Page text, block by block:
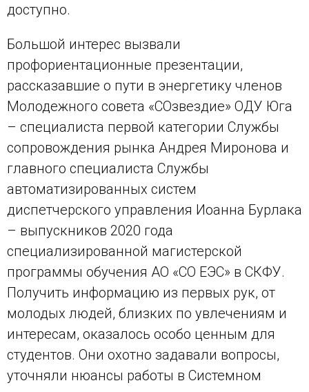
доступно.
Большой интерес вызвали
профориентационные презентации,
рассказавшие о пути в энергетику членов
Молодежного совета «СОзвездие» ОДУ Юга
– специалиста первой категории Службы
сопровождения рынка Андрея Миронова и
главного специалиста Службы
автоматизированных систем
диспетчерского управления Иоанна Бурлака
– выпускников 2020 года
специализированной магистерской
программы обучения АО «СО ЕЭС» в СКФУ.
Получить информацию из первых рук, от
молодых людей, близких по увлечениям и
интересам, оказалось особо ценным для
студентов. Они охотно задавали вопросы,
уточняли нюансы работы в Системном